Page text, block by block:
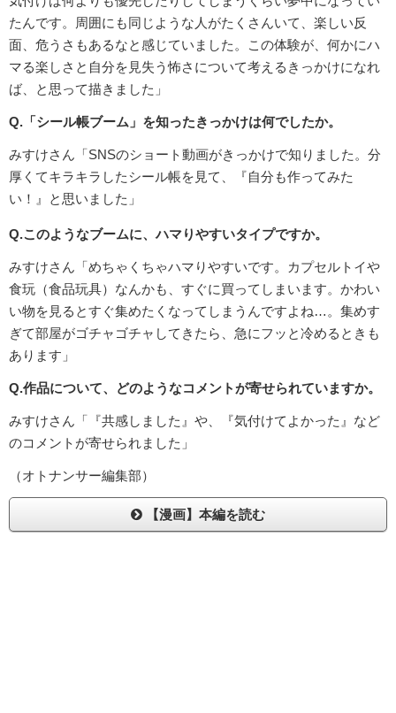
たんです。周囲にも同じような人がたくさんいて、楽しい反
面、危うさもあるなと感じていました。この体験が、何かにハ
マる楽しさと自分を見失う怖さについて考えるきっかけになれ
ば、と思って描きました」
Q.「シール帳ブーム」を知ったきっかけは何でしたか。
みすけさん「SNSのショート動画がきっかけで知りました。分
厚くてキラキラしたシール帳を見て、『自分も作ってみた
い！』と思いました」
Q.このようなブームに、ハマりやすいタイプですか。
みすけさん「めちゃくちゃハマりやすいです。カプセルトイや
食玩（食品玩具）なんかも、すぐに買ってしまいます。かわい
い物を見るとすぐ集めたくなってしまうんですよね…。集めす
ぎて部屋がゴチャゴチャしてきたら、急にフッと冷めるときも
あります」
Q.作品について、どのようなコメントが寄せられていますか。
みすけさん「『共感しました』や、『気付けてよかった』など
のコメントが寄せられました」
（オトナンサー編集部）
【漫画】本編を読む